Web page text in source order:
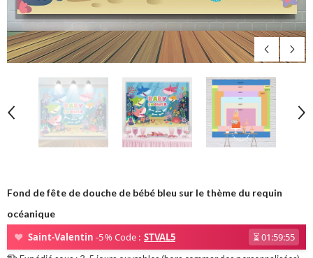
Fond de fête de douche de bébé bleu sur le thème du requin
océanique
❤ Saint-Valentin -5 % Code : STVAL5 ⏳01:59:54